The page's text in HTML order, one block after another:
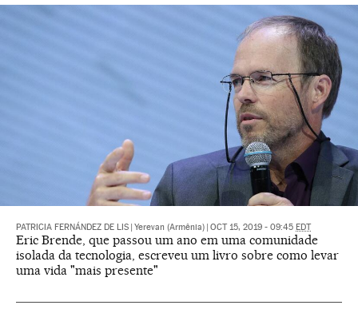
PATRICIA FERNÁNDEZ DE LIS Yerevan (Armênia) OCT 15, 2019 - 09:45 EDT
Eric Brende, que passou um ano em uma comunidade
isolada da tecnologia, escreveu um livro sobre como levar
uma vida "mais presente"